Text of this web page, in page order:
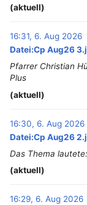
(aktuell)
16:31, 6. Aug 2026
Datei:Cp Aug26
Pfarrer Christian
Plus
(aktuell)
16:30, 6. Aug 2026
Datei:Cp Aug26
Das Thema
(aktuell)
16:29, 6. Aug 2026